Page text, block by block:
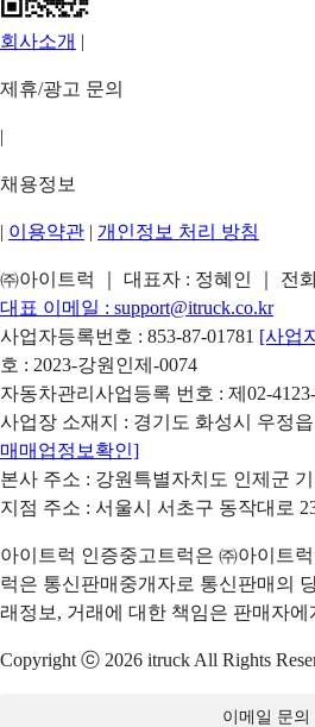
회사소개 |
제휴/광고 문의
|
채용정보
| 이용약관 | 개인정보 처리 방침
㈜아이트럭 ｜ 대표자 : 정혜인 ｜ 전
대표 이메일 : support@itruck.co.kr
사업자등록번호 : 853-87-01781 [사업
호 : 2023-강원인제-0074
자동차관리사업등록 번호 : 제02-
사업장 소재지 : 경기도 화성시 우정
매매업정보확인]
본사 주소 : 강원특별자치도 인제군 기
지점 주소 : 서울시 서초구 동작대로
아이트럭 인증중고트럭은 ㈜아이트
럭은 통신판매중개자로 통신판매의
래정보, 거래에 대한 책임은 판매자에
Copyright ⓒ 2026 itruck All Rights
이메일 문의